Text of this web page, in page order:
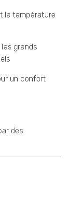
la température
grands
un confort
des